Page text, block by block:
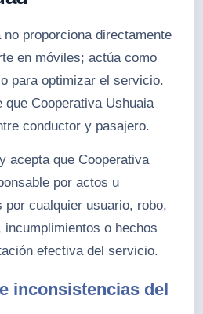
proporciona directamente
en móviles; actúa como
para optimizar el servicio.
que Cooperativa Ushuaia
conductor y pasajero.
acepta que Cooperativa
por actos u
por cualquier usuario, robo,
o hechos
efectiva del servicio.
inconsistencias del